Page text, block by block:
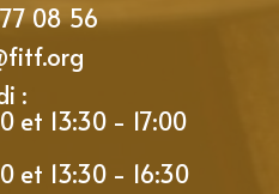
08 56
:
et 13:30 - 17:00
et 13:30 - 16:30